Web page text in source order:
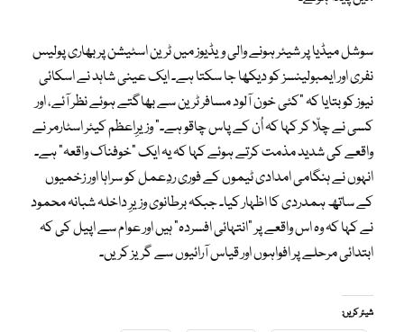
سوشل میڈیا پر شیئر ہونے والی ویڈیوز میں ٹرین اسٹیشن پر بھاری پولیس
نفری اور ایمبولینسز کو دیکھا جا سکتا ہے۔ ایک عینی شاہد نے اسکائی
نیوز کو بتایا کہ “کئی خون آلود مسافر ٹرین سے بھاگتے ہوئے نظر آئے، اور
کسی نے چلّا کر کہا کہ اُن کے پاس چاقو ہے۔” وزیرِاعظم کیئر اسٹارمر نے
واقعے کی شدید مذمت کرتے ہوئے کہا کہ یہ ایک “خوفناک واقعہ” ہے۔
انہوں نے ہنگامی امدادی ٹیموں کے فوری ردِعمل کو سراہا اور زخمیوں
کے ساتھ ہمدردی کا اظہار کیا۔ جبکہ برطانوی وزیرِ داخلہ شبانہ محمود
نے کہا کہ وہ اس واقعے پر “انتہائی افسردہ” ہیں اور عوام سے اپیل کی کہ
ابتدائی مرحلے پر افواہوں اور قیاس آرائیوں سے گریز کریں۔
شیئر کریں: